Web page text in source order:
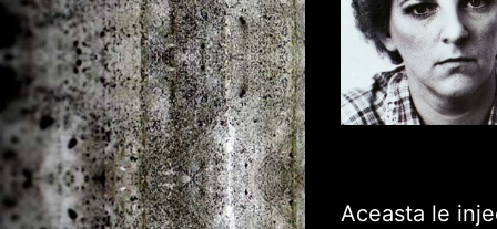
Aceasta le